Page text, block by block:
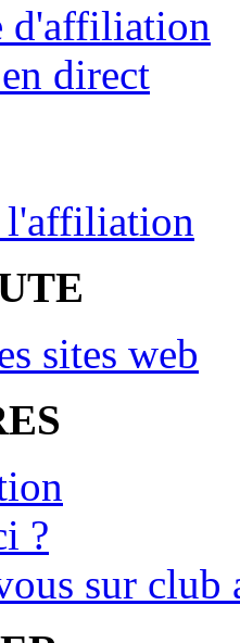
d'affiliation
direct
l'affiliation
sites web
?
sur